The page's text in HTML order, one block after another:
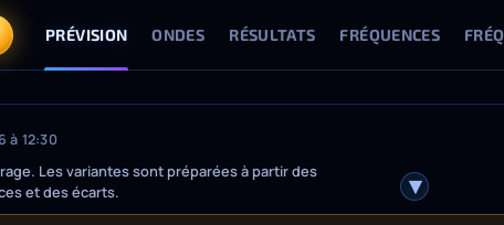
PRÉVISION ONDES RÉSULTATS FRÉQUENCES
à 12:30
Les variantes sont préparées à partir des
et des écarts.